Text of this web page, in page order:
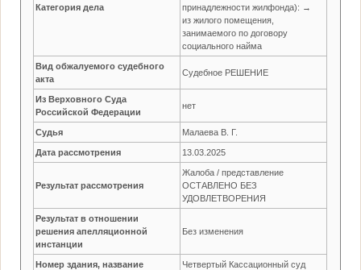
Категория дела
принадлежности жилфонда): →
из жилого помещения,
занимаемого по договору
социального найма
Вид обжалуемого судебного
акта
Судебное РЕШЕНИЕ
Из Верховного Суда
Российской Федерации
нет
Судья Малаева В. Г.
Дата рассмотрения 13.03.2025
Результат рассмотрения
Жалоба / представление
ОСТАВЛЕНО БЕЗ
УДОВЛЕТВОРЕНИЯ
Результат в отношении
решения апелляционной
инстанции
Без изменения
Номер здания, название
Четвертый Кассационный суд